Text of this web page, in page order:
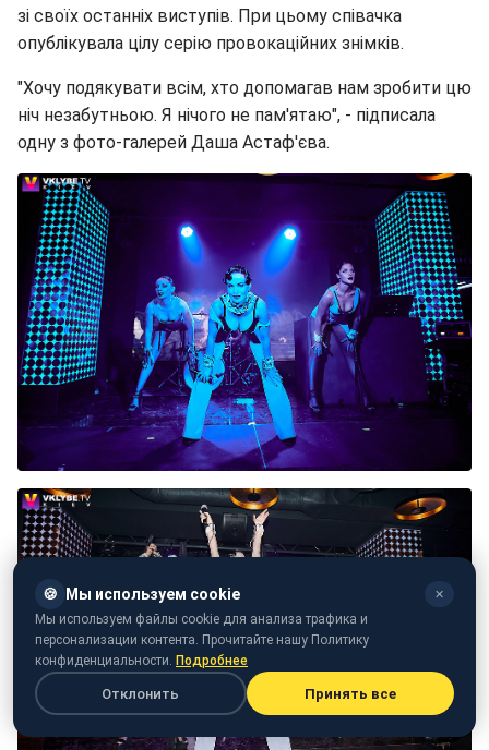
зі своїх останніх виступів. При цьому співачка
опублікувала цілу серію провокаційних знімків.
"Хочу подякувати всім, хто допомагав нам зробити цю
ніч незабутньою. Я нічого не пам'ятаю", - підписала
одну з фото-галерей Даша Астаф'єва.
🍪 Мы используем cookie ✕
Мы используем файлы cookie для анализа трафика и
персонализации контента. Прочитайте нашу Политику
конфиденциальности. Подробнее
Отклонить Принять все